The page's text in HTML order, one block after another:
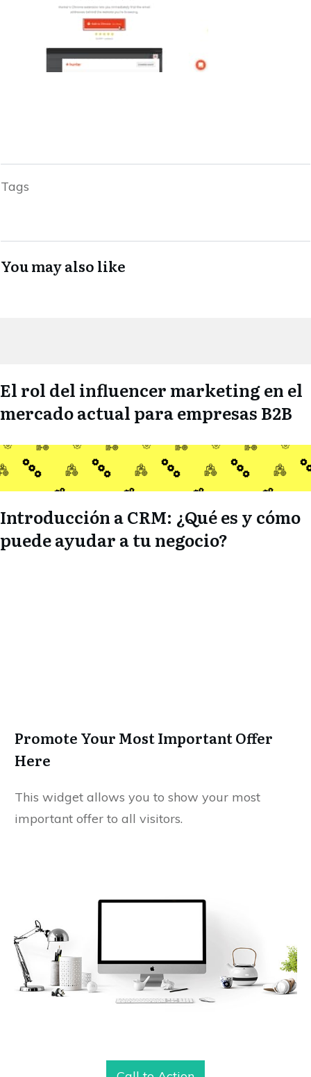
Tags
You may also like
El rol del influencer marketing en el
mercado actual para empresas B2B
Introducción a CRM: ¿Qué es y cómo
puede ayudar a tu negocio?
Promote Your Most Important Offer
Here
This widget allows you to show your most
important offer to all visitors.